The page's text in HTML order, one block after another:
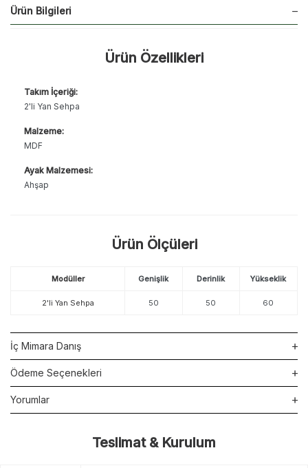
Ürün Bilgileri
Ürün Özellikleri
Takım İçeriği:
2'li Yan Sehpa
Malzeme:
MDF
Ayak Malzemesi:
Ahşap
Ürün Ölçüleri
Modüller Genişlik Derinlik Yükseklik
2'li Yan Sehpa 50 50 60
İç Mimara Danış
Ödeme Seçenekleri
Yorumlar
Teslimat & Kurulum